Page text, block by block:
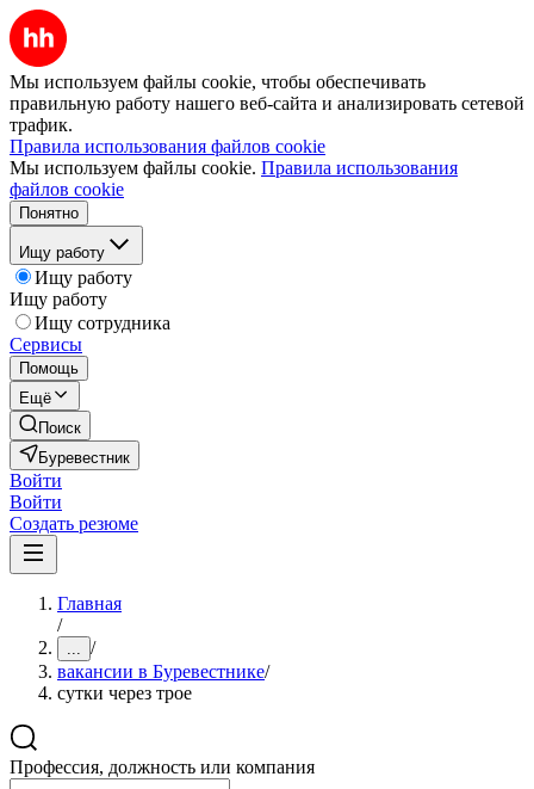
Мы используем файлы cookie, чтобы обеспечивать
правильную работу нашего веб-сайта и анализировать сетевой
трафик.
Правила использования файлов cookie
Мы используем файлы cookie. Правила использования
файлов cookie
Понятно
Ищу работу
Ищу работу
Ищу работу
Ищу сотрудника
Сервисы
Помощь
Ещё
Поиск
Буревестник
Войти
Войти
Создать резюме
Главная
/
... /
вакансии в Буревестнике/
сутки через трое
Профессия, должность или компания